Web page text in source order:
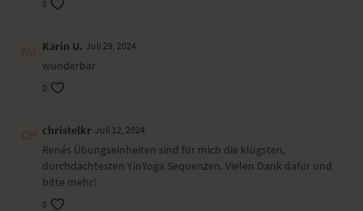
Lass dich auf diese Sequenz ein, fokussiere dich, bleib bei dir. Lass die
Yoga-Sequenz eigent sich für jeden Tag - egal welchem Stresslevel du
im Alltag ausgesetzt bist.
Ort und Ausstattung
0
Karin U. Juli 29, 2024
wunderbar
0
christelkr Juli 12, 2024
Renés Übungseinheiten sind für mich die klügsten,
durchdachtesten YinYoga Sequenzen. Vielen Dank dafür und
bitte mehr!
0